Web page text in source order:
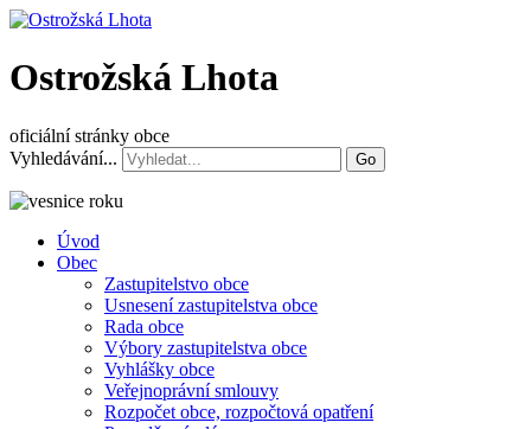
Ostrožská Lhota
oficiální stránky obce
Vyhledávání...
Go
Úvod
Obec
Zastupitelstvo obce
Usnesení zastupitelstva obce
Rada obce
Výbory zastupitelstva obce
Vyhlášky obce
Veřejnoprávní smlouvy
Rozpočet obce, rozpočtová opatření